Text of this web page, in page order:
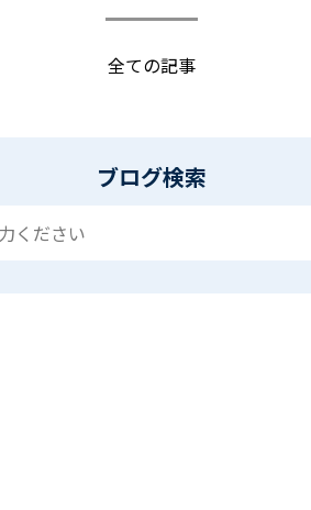
全ての記事
ブログ検索